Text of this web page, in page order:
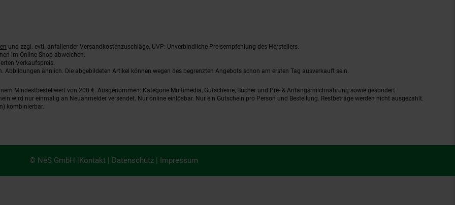
und zzgl. evtl. anfallender Versandkostenzuschläge. UVP: Unverbindliche Preisempfehlung des Herstellers.
im Online-Shop abweichen.
Verkaufspreis.
ähnlich. Die abgebildeten Artikel können wegen des begrenzten Angebots schon am ersten Tag ausverkauft sein.
Mindestbestellwert von 200 €. Ausgenommen: Kategorie Multimedia, Gutscheine, Bücher und Pre- & Anfangsmilchnahrung sowie gesondert
wird nur einmalig an Neuanmelder versendet. Nur online einlösbar. Nur ein Gutschein pro Person und Bestellung. Restbeträge werden nicht ausgezahlt.
kombinierbar.
© NeS GmbH |Kontakt | Datenschutz | Impressum